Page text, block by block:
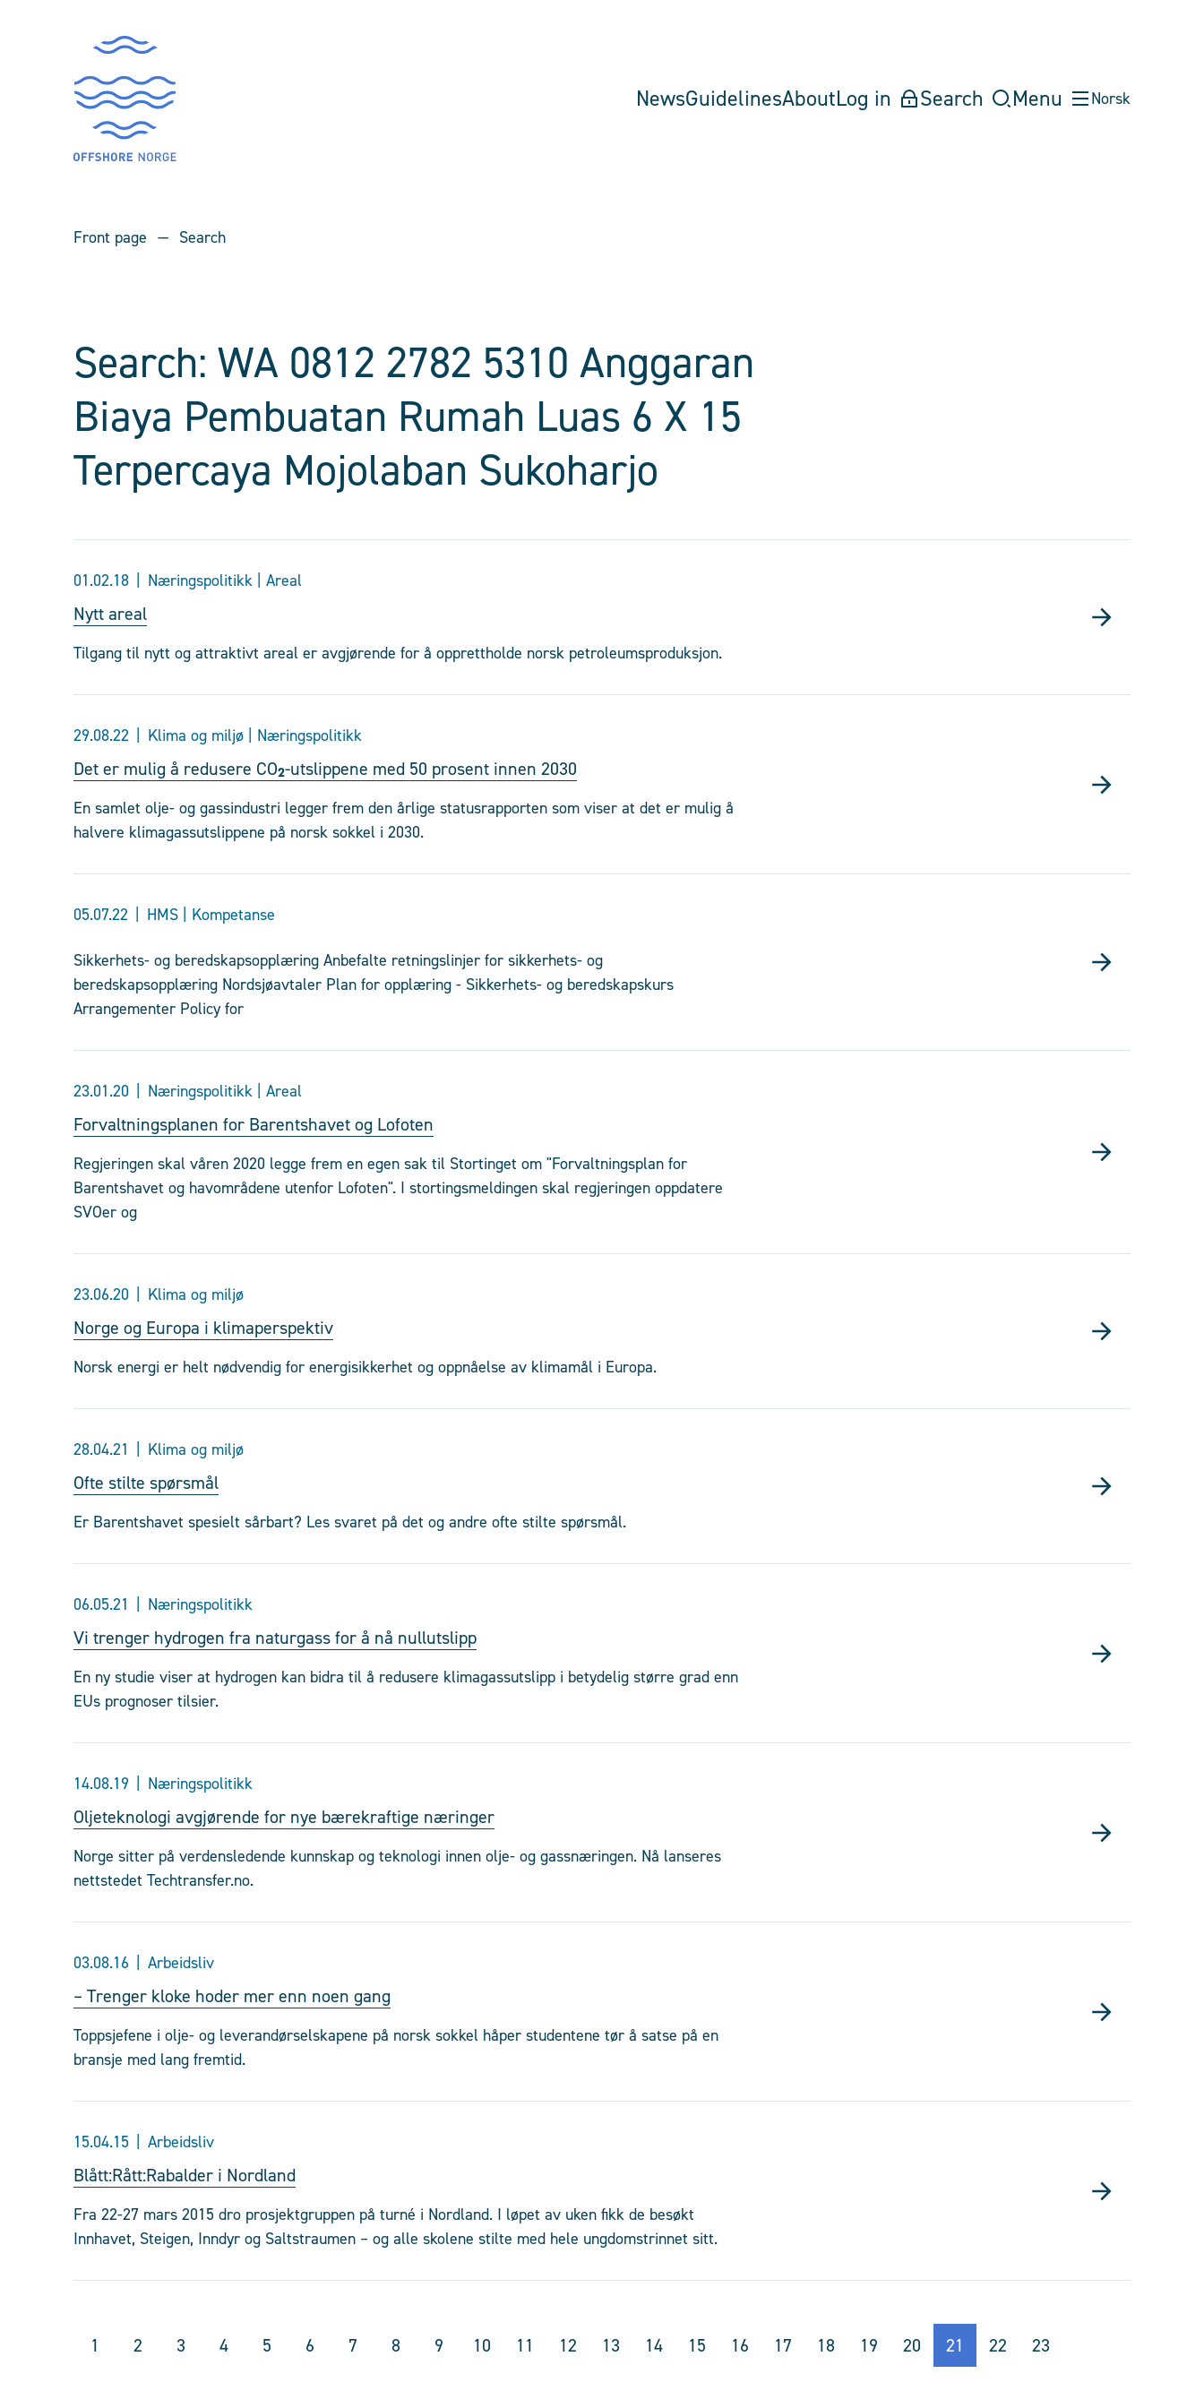
NewsGuidelinesAboutLog in Search Menu Norsk
Front page Search
Search: WA 0812 2782 5310 Anggaran
Biaya Pembuatan Rumah Luas 6 X 15
Terpercaya Mojolaban Sukoharjo
01.02.18 Næringspolitikk | Areal
Nytt areal
Tilgang til nytt og attraktivt areal er avgjørende for å opprettholde norsk petroleumsproduksjon.
29.08.22 Klima og miljø | Næringspolitikk
Det er mulig å redusere CO₂-utslippene med 50 prosent innen 2030
En samlet olje- og gassindustri legger frem den årlige statusrapporten som viser at det er mulig å
halvere klimagassutslippene på norsk sokkel i 2030.
05.07.22 HMS | Kompetanse
Sikkerhets- og beredskapsopplæring Anbefalte retningslinjer for sikkerhets- og
beredskapsopplæring Nordsjøavtaler Plan for opplæring - Sikkerhets- og beredskapskurs
Arrangementer Policy for
23.01.20 Næringspolitikk | Areal
Forvaltningsplanen for Barentshavet og Lofoten
Regjeringen skal våren 2020 legge frem en egen sak til Stortinget om "Forvaltningsplan for
Barentshavet og havområdene utenfor Lofoten". I stortingsmeldingen skal regjeringen oppdatere
SVOer og
23.06.20 Klima og miljø
Norge og Europa i klimaperspektiv
Norsk energi er helt nødvendig for energisikkerhet og oppnåelse av klimamål i Europa.
28.04.21 Klima og miljø
Ofte stilte spørsmål
Er Barentshavet spesielt sårbart? Les svaret på det og andre ofte stilte spørsmål.
06.05.21 Næringspolitikk
Vi trenger hydrogen fra naturgass for å nå nullutslipp
En ny studie viser at hydrogen kan bidra til å redusere klimagassutslipp i betydelig større grad enn
EUs prognoser tilsier.
14.08.19 Næringspolitikk
Oljeteknologi avgjørende for nye bærekraftige næringer
Norge sitter på verdensledende kunnskap og teknologi innen olje- og gassnæringen. Nå lanseres
nettstedet Techtransfer.no.
03.08.16 Arbeidsliv
– Trenger kloke hoder mer enn noen gang
Toppsjefene i olje- og leverandørselskapene på norsk sokkel håper studentene tør å satse på en
bransje med lang fremtid.
15.04.15 Arbeidsliv
Blått:Rått:Rabalder i Nordland
Fra 22-27 mars 2015 dro prosjektgruppen på turné i Nordland. I løpet av uken fikk de besøkt
Innhavet, Steigen, Inndyr og Saltstraumen – og alle skolene stilte med hele ungdomstrinnet sitt.
1 2 3 4 5 6 7 8 9 10 11 12 13 14 15 16 17 18 19 20 21 22 23